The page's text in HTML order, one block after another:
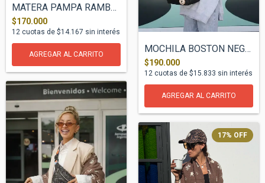
MATERA PAMPA RAMBO RAP RUTA 40
$170.000
12 cuotas de $14.167 sin interés
MOCHILA BOSTON NEGRO
$190.000
12 cuotas de $15.833 sin interés
17% OFF